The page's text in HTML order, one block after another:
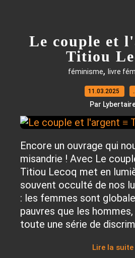
Le couple et
Titiou
féminisme, livre
11.03.2025
Par
Encore un ouvrage qui
misandrie ! Avec Le
Titiou Lecoq met en
souvent occulté de nos
: les femmes sont
pauvres que les
toute une série de
Lire la suite